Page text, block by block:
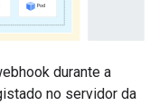
durante a
no servidor da